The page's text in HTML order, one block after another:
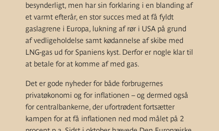
besynderligt, men har sin forklaring i en blanding af
et varmt efterår, en stor succes med at få fyldt
gaslagrene i Europa, lukning af rør i USA på grund
af vedligeholdelse samt kødannelse af skibe med
LNG-gas ud for Spaniens kyst. Derfor er nogle klar til
at betale for at komme af med gas.
Det er gode nyheder for både forbrugernes
privatøkonomi og for inflationen – og dermed også
for centralbankerne, der ufortrødent fortsætter
kampen for at få inflationen ned mod målet på 2